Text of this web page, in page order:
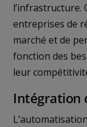
l’infrastructure.
entreprises de
marché et de
fonction des
leur
Intégration